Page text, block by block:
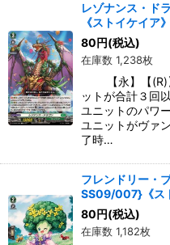
レゾナンス・ド
《ストイケイア》
80円(税込)
在庫数 1,238枚
【永】【(R)】
ットが合計３回
ユニットのパワ
ユニットがヴァ
了時…
フレンドリー・
SS09/007}《ス
80円(税込)
在庫数 1,182枚